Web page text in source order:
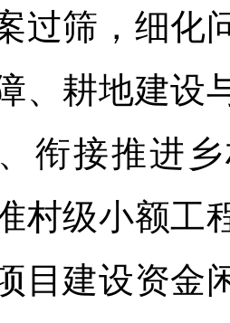
过筛，细化
、耕地建设
衔接推进
村级小额工
目建设资金